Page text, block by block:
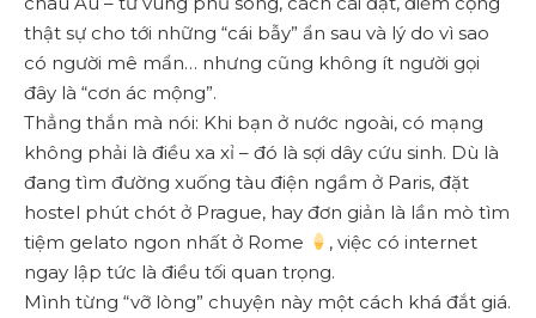
thật sự cho tới những “cái bẫy” ẩn sau và lý do vì sao
có người mê mẩn… nhưng cũng không ít người gọi
đây là “cơn ác mộng”.
Thẳng thắn mà nói: Khi bạn ở nước ngoài, có mạng
không phải là điều xa xỉ – đó là sợi dây cứu sinh. Dù là
đang tìm đường xuống tàu điện ngầm ở Paris, đặt
hostel phút chót ở Prague, hay đơn giản là lần mò tìm
tiệm gelato ngon nhất ở Rome
, việc có internet
ngay lập tức là điều tối quan trọng.
Mình từng “vỡ lòng” chuyện này một cách khá đắt giá.